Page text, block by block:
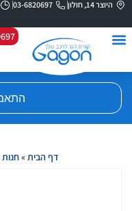
היוצר 14, חולון 03-6820697
דף הבית»חנות